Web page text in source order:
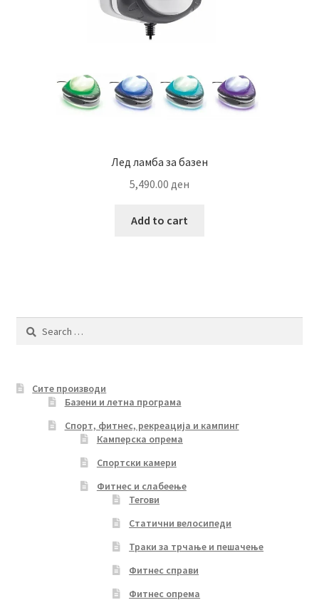
Лед ламба за базен
5,490.00 ден
Add to cart
Search
Сите производи
Базени и летна програма
Спорт, фитнес, рекреација и кампинг
Камперска опрема
Спортски камери
Фитнес и слабеење
Тегови
Статични велосипеди
Траки за трчање и пешачење
Фитнес справи
Фитнес опрема